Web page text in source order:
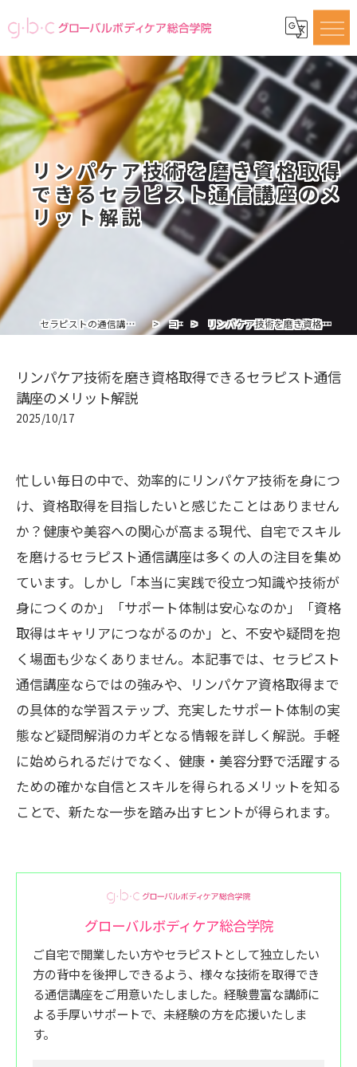
リンパケア技術を磨き資格取得
できるセラピスト通信講座のメ
リット解説
セラピストの通信講座ならグローバルボディケア総合学院 コラム リンパケア技術を磨き資格取得できるセラピスト通信講座のメリット解説
リンパケア技術を磨き資格取得できるセラピスト通信
講座のメリット解説
2025/10/17
忙しい毎日の中で、効率的にリンパケア技術を身につ
け、資格取得を目指したいと感じたことはありません
か？健康や美容への関心が高まる現代、自宅でスキル
を磨けるセラピスト通信講座は多くの人の注目を集め
ています。しかし「本当に実践で役立つ知識や技術が
身につくのか」「サポート体制は安心なのか」「資格
取得はキャリアにつながるのか」と、不安や疑問を抱
く場面も少なくありません。本記事では、セラピスト
通信講座ならではの強みや、リンパケア資格取得まで
の具体的な学習ステップ、充実したサポート体制の実
態など疑問解消のカギとなる情報を詳しく解説。手軽
に始められるだけでなく、健康・美容分野で活躍する
ための確かな自信とスキルを得られるメリットを知る
ことで、新たな一歩を踏み出すヒントが得られます。
グローバルボディケア総合学院
ご自宅で開業したい方やセラピストとして独立したい
方の背中を後押しできるよう、様々な技術を取得でき
る通信講座をご用意いたしました。経験豊富な講師に
よる手厚いサポートで、未経験の方を応援いたしま
す。